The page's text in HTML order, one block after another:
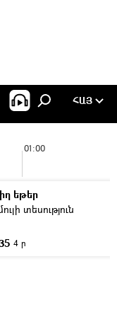
ՀԱՅ
01:00
եթեր
տեսություն
4 ր